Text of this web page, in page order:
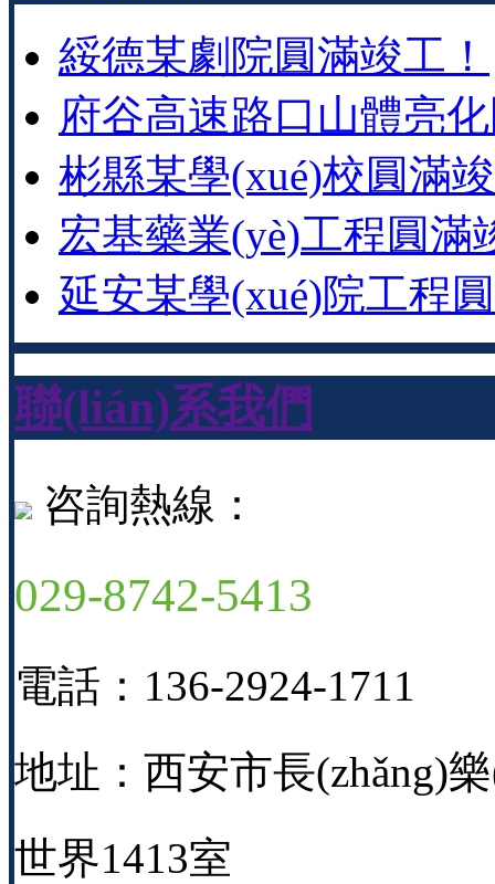
綏德某劇院圓滿竣工！
府谷高速路口山體亮化
彬縣某學(xué)校圓滿竣工
宏基藥業(yè)工程圓滿
延安某學(xué)院工程
聯(lián)系我們
咨詢熱線：
029-8742-5413
電話：136-2924-1711
地址：西安市長(zhǎng)
世界1413室